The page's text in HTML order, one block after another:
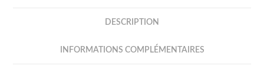
DESCRIPTION
INFORMATIONS COMPLÉMENTAIRES